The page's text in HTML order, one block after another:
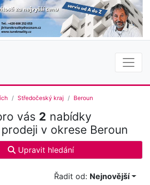
Středočeský kraj Beroun
vás 2 nabídky
v okrese Beroun
Upravit hledání
Řadit od: Nejnovější